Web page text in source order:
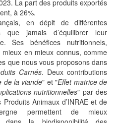
La part des produits exportés
à 26%.
en dépit de différentes
que jamais d’équilibrer leur
Ses bénéfices nutritionnels,
en mieux connus, comme
que nous vous proposons dans
Carnés. Deux contributions
de la viande" et "Effet matrice de
nutritionnelles" par des
Animaux d’INRAE et de
permettent de mieux